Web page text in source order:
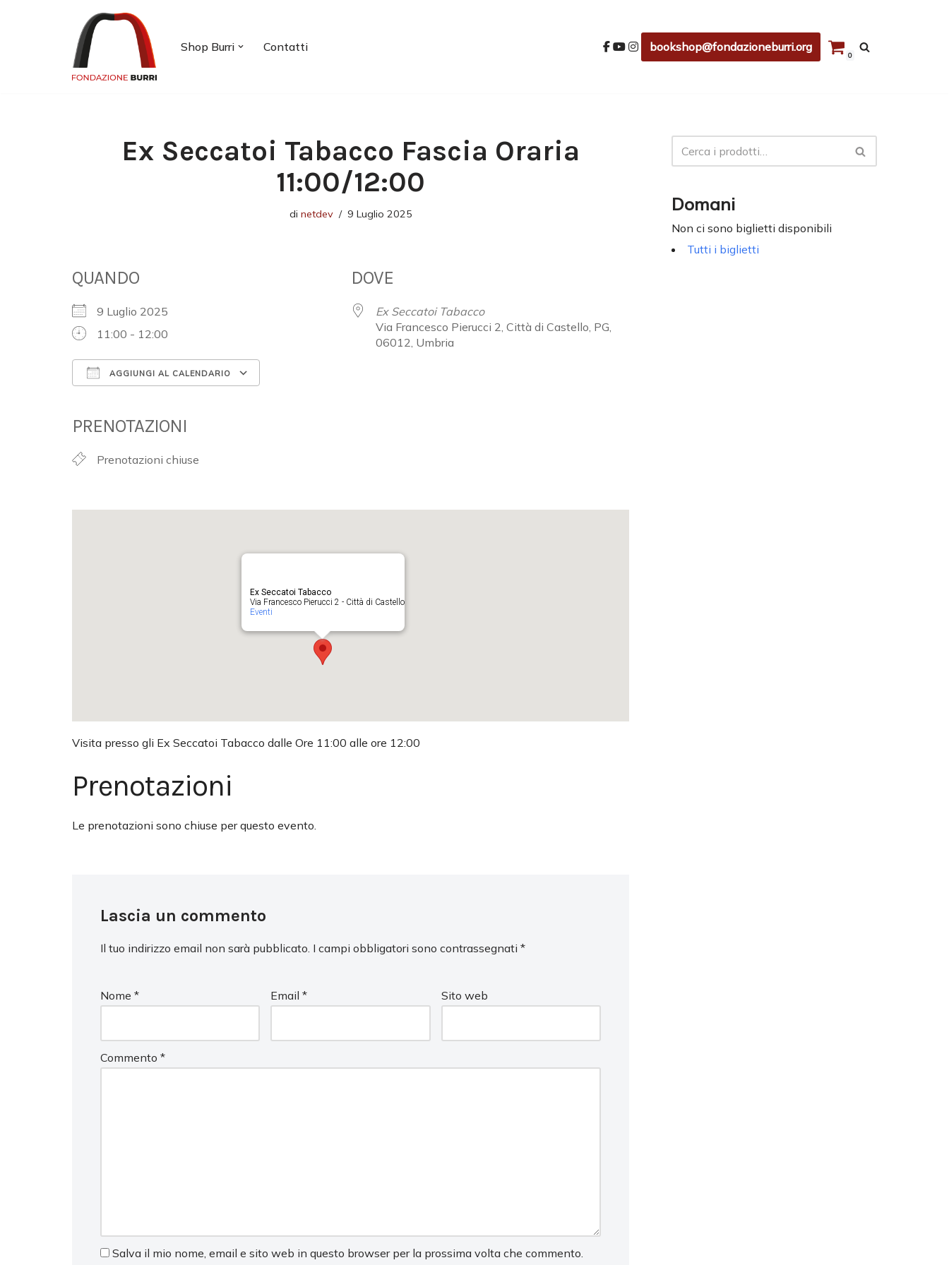
Shop Burri Contatti bookshop@fondazioneburri.org
0
Ex Seccatoi Tabacco Fascia Oraria
11:00/12:00
di netdev 9 Luglio 2025
QUANDO
9 Luglio 2025
11:00 - 12:00
AGGIUNGI AL CALENDARIO
PRENOTAZIONI
Prenotazioni chiuse
DOVE
Ex Seccatoi Tabacco
Via Francesco Pierucci 2, Città di Castello, PG,
06012, Umbria
Ex Seccatoi Tabacco
Via Francesco Pierucci 2 - Città di Castello
Eventi
Visita presso gli Ex Seccatoi Tabacco dalle Ore 11:00 alle ore 12:00
Prenotazioni
Le prenotazioni sono chiuse per questo evento.
Lascia un commento
Il tuo indirizzo email non sarà pubblicato. I campi obbligatori sono contrassegnati *
Nome * Email* Sito web
Commento *
Salva il mio nome, email e sito web in questo browser per la prossima volta che commento.
Domani
Non ci sono biglietti disponibili
Tutti i biglietti